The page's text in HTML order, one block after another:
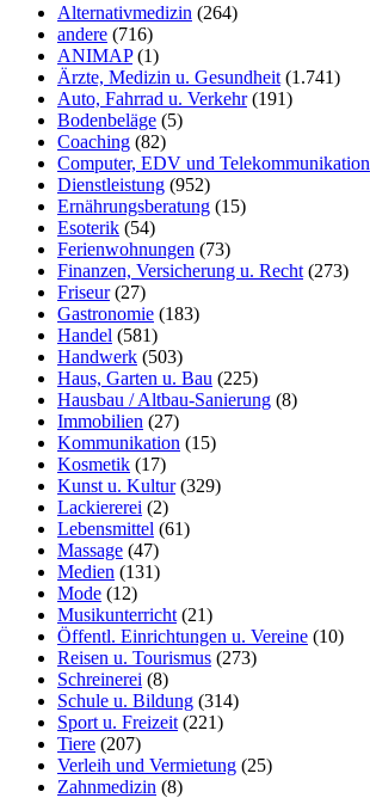
Alternativmedizin (264)
andere (716)
ANIMAP(1)
Ärzte, Medizin u. Gesundheit (1.741)
Auto, Fahrrad u. Verkehr(191)
Bodenbeläge (5)
Coaching (82)
Computer, EDV und Telekommunikation
Dienstleistung (952)
Ernährungsberatung (15)
Esoterik (54)
Ferienwohnungen (73)
Finanzen, Versicherung u. Recht (273)
Friseur(27)
Gastronomie (183)
Handel (581)
Handwerk (503)
Haus, Garten u. Bau (225)
Hausbau / Altbau-Sanierung (8)
Immobilien (27)
Kommunikation (15)
Kosmetik (17)
Kunst u. Kultur(329)
Lackiererei (2)
Lebensmittel (61)
Massage (47)
Medien (131)
Mode (12)
Musikunterricht (21)
Öffentl. Einrichtungen u. Vereine (10)
Reisen u. Tourismus (273)
Schreinerei (8)
Schule u. Bildung (314)
Sport u. Freizeit (221)
Tiere (207)
Verleih und Vermietung (25)
Zahnmedizin (8)